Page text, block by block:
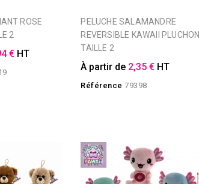
2
€ HT
PELUCHE SALAMANDRE
REVERSIBLE KAWAII PLUCHON
TAILLE 2
À partir de 2,35 € HT
Référence 79398